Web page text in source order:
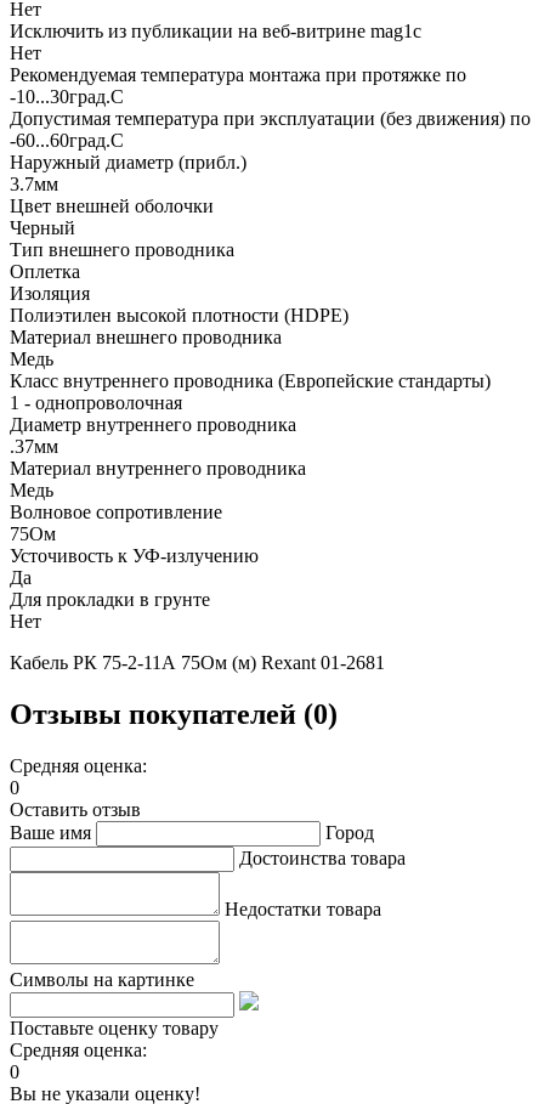
Нет
Исключить из публикации на веб-витрине mag1c
Нет
Рекомендуемая температура монтажа при протяжке по
-10...30град.C
Допустимая температура при эксплуатации (без движения) по
-60...60град.C
Наружный диаметр (прибл.)
3.7мм
Цвет внешней оболочки
Черный
Тип внешнего проводника
Оплетка
Изоляция
Полиэтилен высокой плотности (HDPE)
Материал внешнего проводника
Медь
Класс внутреннего проводника (Европейские стандарты)
1 - однопроволочная
Диаметр внутреннего проводника
.37мм
Материал внутреннего проводника
Медь
Волновое сопротивление
75Ом
Усточивость к УФ-излучению
Да
Для прокладки в грунте
Нет
Кабель РК 75-2-11А 75Ом (м) Rexant 01-2681
Отзывы покупателей (0)
Средняя оценка:
0
Оставить отзыв
Ваше имя
Город
Достоинства товара
Недостатки товара
Символы на картинке
Поставьте оценку товару
Средняя оценка:
0
Вы не указали оценку!